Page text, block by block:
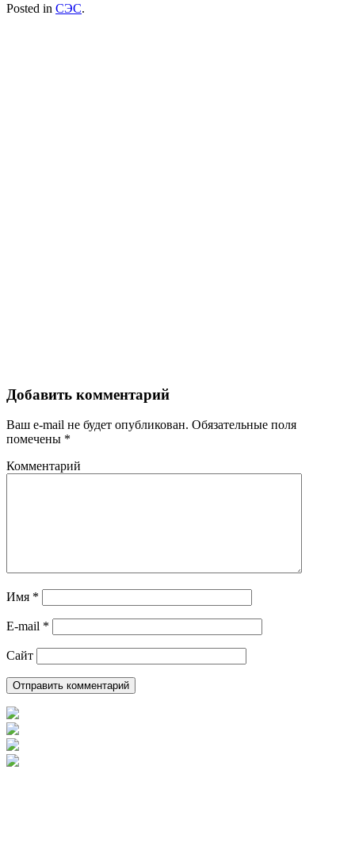
Posted in СЭС.
Добавить комментарий
Ваш e-mail не будет опубликован. Обязательные поля
помечены *
Комментарий
Имя *
E-mail *
Сайт